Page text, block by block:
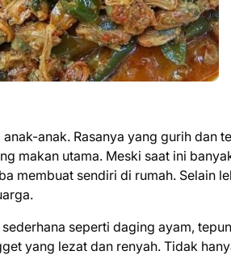
anak. Rasanya yang gurih dan
makan utama. Meski saat ini
membuat sendiri di rumah. Selain
seperti daging ayam,
yang lezat dan renyah. Tidak